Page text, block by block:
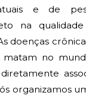
e de
na
doenças
matam no
organizamos